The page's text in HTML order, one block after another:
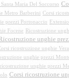
Maria Del Soccorso
Metro Barberini Corsi
prezzi Portonaccio
Focene
Ricostruzione
Ricostruzione unghie
ricostruzione unghie
unghie prezzi
unghie prezzi
Corsi ricostruzione